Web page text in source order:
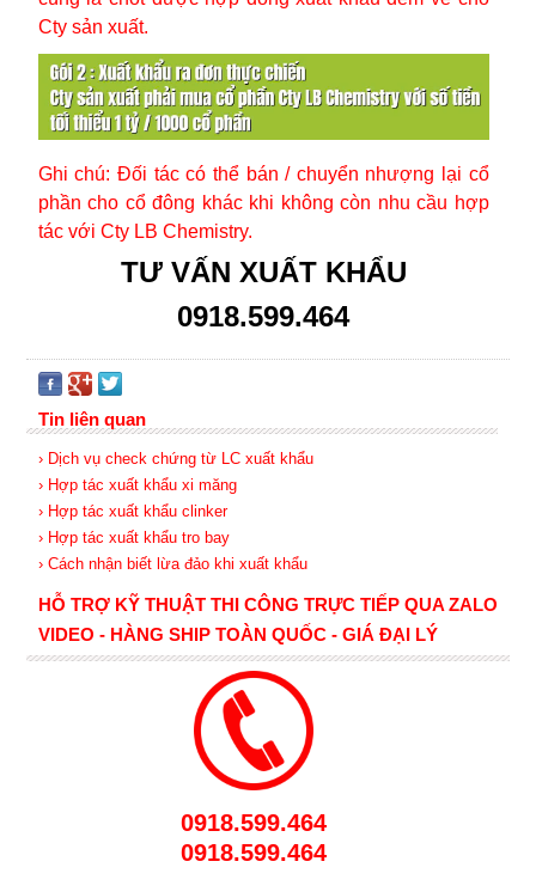
Cty sản xuất.
Ghi chú: Đối tác có thể bán / chuyển nhượng lại cổ
phần cho cổ đông khác khi không còn nhu cầu hợp
tác với Cty LB Chemistry.
TƯ VẤN XUẤT KHẨU
0918.599.464
Tin liên quan
› Dịch vụ check chứng từ LC xuất khẩu
› Hợp tác xuất khẩu xi măng
› Hợp tác xuất khẩu clinker
› Hợp tác xuất khẩu tro bay
› Cách nhận biết lừa đảo khi xuất khẩu
HỖ TRỢ KỸ THUẬT THI CÔNG TRỰC TIẾP QUA ZALO
VIDEO - HÀNG SHIP TOÀN QUỐC - GIÁ ĐẠI LÝ
0918.599.464
0918.599.464